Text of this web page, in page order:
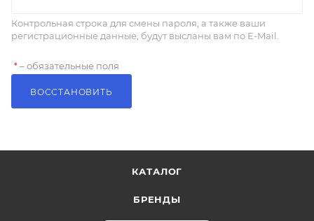
Контрольная строка для смены пароля, а также ваши
регистрационные данные, будут высланы вам по E-Mail.
ВОССТАНОВИТЬ
* – обязательные поля
КАТАЛОГ
БРЕНДЫ